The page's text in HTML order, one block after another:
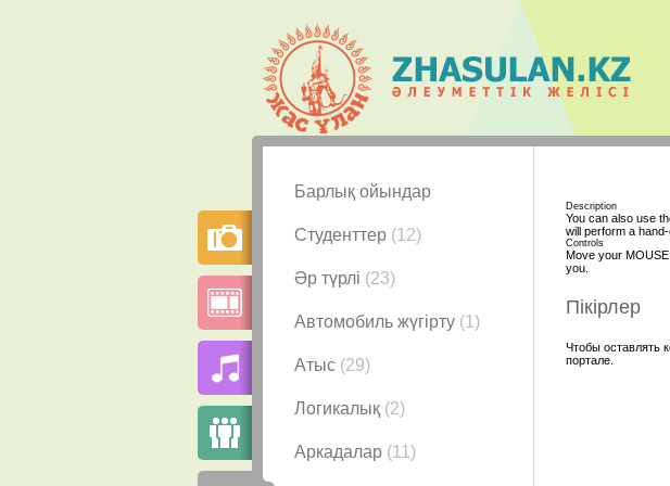
Барлық ойындар
Студенттер (12)
Әр түрлі (23)
Автомобиль жүгірту (1)
Атыс (29)
Логикалық (2)
Аркадалар (11)
Description
You can also use
will perform a
Controls
Move your
you.
Пікірлер
Чтобы оставлять
портале.